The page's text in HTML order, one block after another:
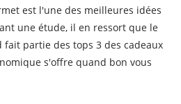
est l'une des meilleures idées
une étude, il en ressort que le
partie des tops 3 des cadeaux
s'offre quand bon vous